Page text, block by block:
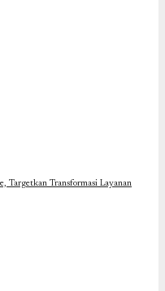
Targetkan Transformasi Layanan